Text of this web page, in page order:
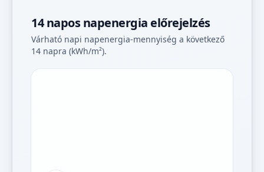
14 napos napenergia előrejelzés
Várható napi napenergia-mennyiség a következő
14 napra (kWh/m²).